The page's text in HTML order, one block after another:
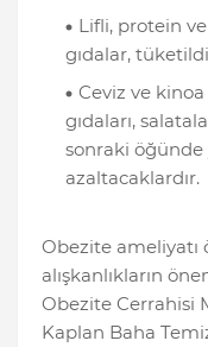
Lifli, protein
gıdalar,
Ceviz ve
gıdaları,
sonraki öğünde
azaltacaklardır.
Obezite ameliyatı
alışkanlıkların
Obezite Cerrahisi
Kaplan Baha